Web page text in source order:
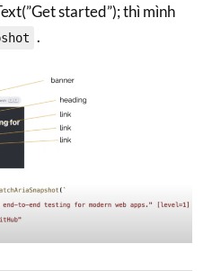
started”); thì mình
.